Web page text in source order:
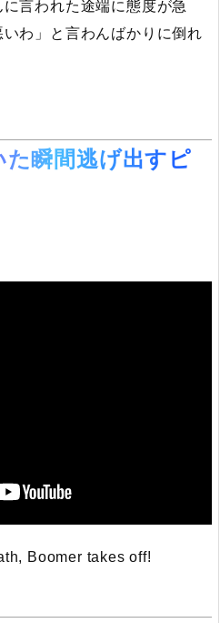
言われた途端に態度が急
わ」と言わんばかりに倒れ
た瞬間逃げ出すピ
Boomer takes off!